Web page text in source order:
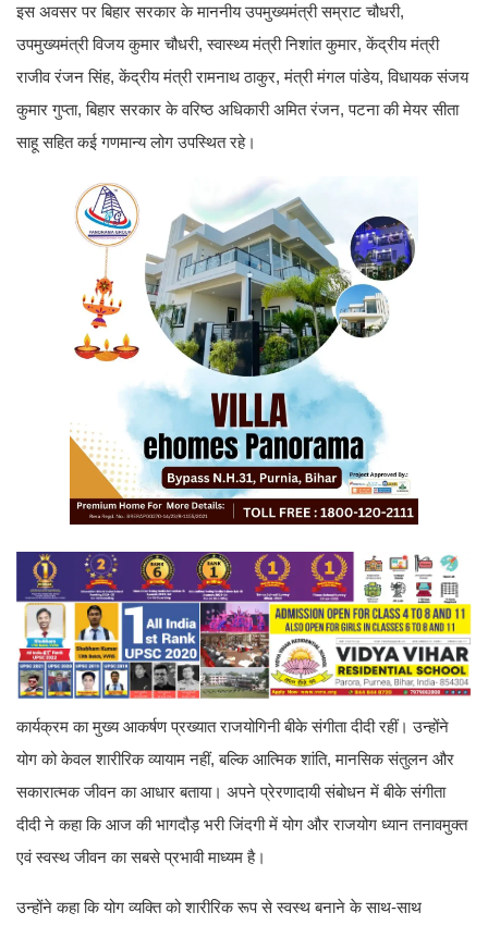
इस अवसर पर बिहार सरकार के माननीय उपमुख्यमंत्री सम्राट चौधरी,
उपमुख्यमंत्री विजय कुमार चौधरी, स्वास्थ्य मंत्री निशांत कुमार, केंद्रीय मंत्री
राजीव रंजन सिंह, केंद्रीय मंत्री रामनाथ ठाकुर, मंत्री मंगल पांडेय, विधायक संजय
कुमार गुप्ता, बिहार सरकार के वरिष्ठ अधिकारी अमित रंजन, पटना की मेयर सीता
साहू सहित कई गणमान्य लोग उपस्थित रहे।
कार्यक्रम का मुख्य आकर्षण प्रख्यात राजयोगिनी बीके संगीता दीदी रहीं। उन्होंने
योग को केवल शारीरिक व्यायाम नहीं, बल्कि आत्मिक शांति, मानसिक संतुलन और
सकारात्मक जीवन का आधार बताया। अपने प्रेरणादायी संबोधन में बीके संगीता
दीदी ने कहा कि आज की भागदौड़ भरी जिंदगी में योग और राजयोग ध्यान तनावमुक्त
एवं स्वस्थ जीवन का सबसे प्रभावी माध्यम है।
उन्होंने कहा कि योग व्यक्ति को शारीरिक रूप से स्वस्थ बनाने के साथ-साथ